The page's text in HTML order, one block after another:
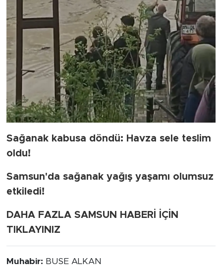
Sağanak kabusa döndü: Havza sele teslim
oldu!
Samsun'da sağanak yağış yaşamı olumsuz
etkiledi!
DAHA FAZLA SAMSUN HABERİ İÇİN
TIKLAYINIZ
Muhabir: BUSE ALKAN